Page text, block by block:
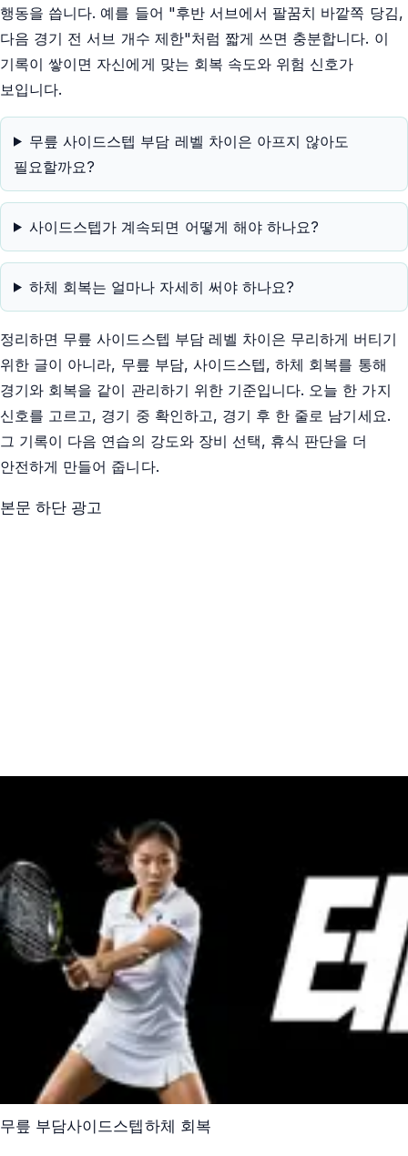
행동을 씁니다. 예를 들어 "후반 서브에서 팔꿈치 바깥쪽 당김,
다음 경기 전 서브 개수 제한"처럼 짧게 쓰면 충분합니다. 이
기록이 쌓이면 자신에게 맞는 회복 속도와 위험 신호가
보입니다.
무릎 사이드스텝 부담 레벨 차이은 아프지 않아도
필요할까요?
사이드스텝가 계속되면 어떻게 해야 하나요?
하체 회복는 얼마나 자세히 써야 하나요?
정리하면 무릎 사이드스텝 부담 레벨 차이은 무리하게 버티기
위한 글이 아니라, 무릎 부담, 사이드스텝, 하체 회복를 통해
경기와 회복을 같이 관리하기 위한 기준입니다. 오늘 한 가지
신호를 고르고, 경기 중 확인하고, 경기 후 한 줄로 남기세요.
그 기록이 다음 연습의 강도와 장비 선택, 휴식 판단을 더
안전하게 만들어 줍니다.
본문 하단 광고
무릎 부담사이드스텝하체 회복